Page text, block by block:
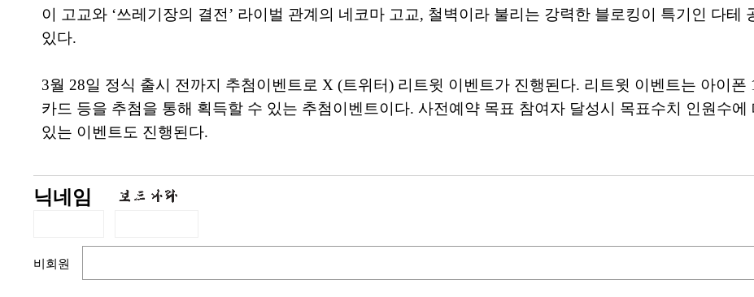
이 고교와 ‘쓰레기장의 결전’ 라이벌 관계의 네코마 고교, 철벽이라 불리는 강력한 블로킹이 특기인 다테
있다.
3월 28일 정식 출시 전까지 추첨이벤트로 X (트위터) 리트윗 이벤트가 진행된다. 리트윗 이벤트는 아이
카드 등을 추첨을 통해 획득할 수 있는 추첨이벤트이다. 사전예약 목표 참여자 달성시 목표수치 인원수
있는 이벤트도 진행된다.
닉네임
비회원